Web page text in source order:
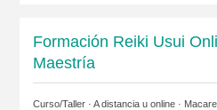
Formación Reiki Usui
Maestría
Curso/Taller · A distancia u online ·